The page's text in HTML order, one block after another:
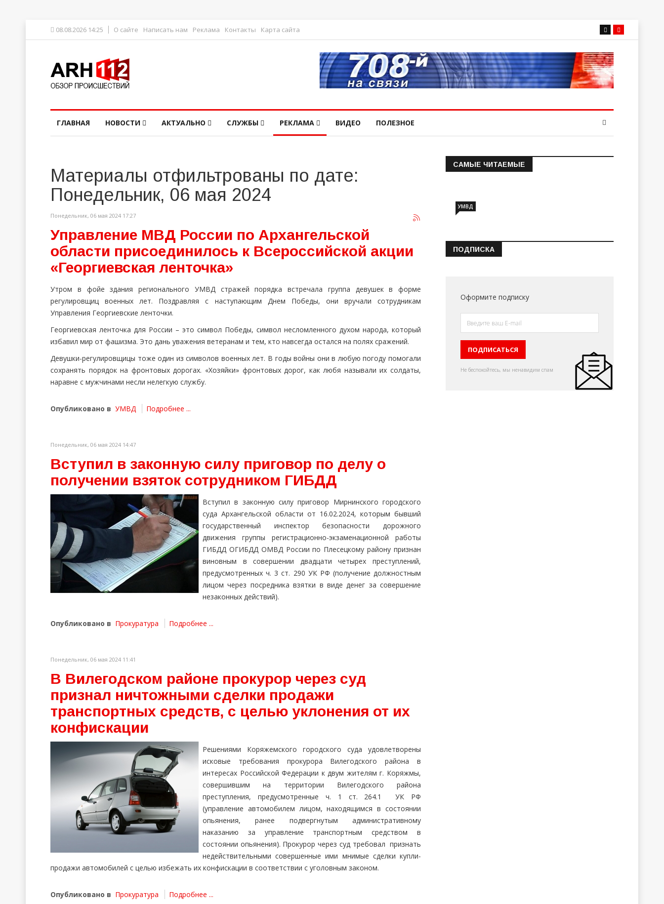
08.08.2026 14:25 О сайте Написать нам Реклама Контакты Карта сайта
ГЛАВНАЯ НОВОСТИ АКТУАЛЬНО СЛУЖБЫ РЕКЛАМА ВИДЕО ПОЛЕЗНОЕ
Материалы отфильтрованы по дате:
Понедельник, 06 мая 2024
Понедельник, 06 мая 2024 17:27
Управление МВД России по Архангельской
области присоединилось к Всероссийской акции
«Георгиевская ленточка»
Утром в фойе здания регионального УМВД стражей порядка встречала группа девушек в форме
регулировщиц военных лет. Поздравляя с наступающим Днем Победы, они вручали сотрудникам
Управления Георгиевские ленточки.
Георгиевская ленточка для России – это символ Победы, символ несломленного духом народа, который
избавил мир от фашизма. Это дань уважения ветеранам и тем, кто навсегда остался на полях сражений.
Девушки-регулировщицы тоже один из символов военных лет. В годы войны они в любую погоду помогали
сохранять порядок на фронтовых дорогах. «Хозяйки» фронтовых дорог, как любя называли их солдаты,
наравне с мужчинами несли нелегкую службу.
Опубликовано в УМВД Подробнее ...
Понедельник, 06 мая 2024 14:47
Вступил в законную силу приговор по делу о
получении взяток сотрудником ГИБДД
Вступил в законную силу приговор Мирнинского городского
суда Архангельской области от 16.02.2024, которым бывший
государственный инспектор безопасности дорожного
движения группы регистрационно-экзаменационной работы
ГИБДД ОГИБДД ОМВД России по Плесецкому району признан
виновным в совершении двадцати четырех преступлений,
предусмотренных ч. 3 ст. 290 УК РФ (получение должностным
лицом через посредника взятки в виде денег за совершение
незаконных действий).
Опубликовано в Прокуратура Подробнее ...
Понедельник, 06 мая 2024 11:41
В Вилегодском районе прокурор через суд
признал ничтожными сделки продажи
транспортных средств, с целью уклонения от их
конфискации
Решениями Коряжемского городского суда удовлетворены
исковые требования прокурора Вилегодского района в
интересах Российской Федерации к двум жителям г. Коряжмы,
совершившим на территории Вилегодского района
преступления, предусмотренные ч. 1 ст. 264.1 УК РФ
(управление автомобилем лицом, находящимся в состоянии
опьянения, ранее подвергнутым административному
наказанию за управление транспортным средством в
состоянии опьянения). Прокурор через суд требовал признать
недействительными совершенные ими мнимые сделки купли-
продажи автомобилей с целью избежать их конфискации в соответствии с уголовным законом.
Опубликовано в Прокуратура Подробнее ...
САМЫЕ ЧИТАЕМЫЕ
Информация о состоянии
УМВД
ПОДПИСКА
Оформите подписку
Не беспокойтесь, мы ненавидим спам